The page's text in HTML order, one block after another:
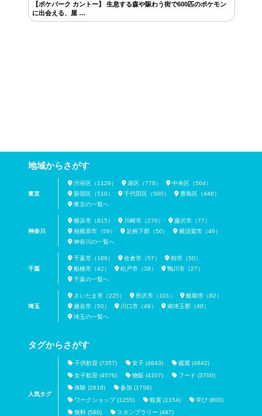
【ポケパーク カントー】 生息する森や賑わう街で600匹のポケモン
に出会える、屋 …
地域からさがす
東京
渋谷区（1129） 港区（778）
中央区（564）
新宿区（510）
千代田区（500）
豊島区（448）
東京の一覧へ
神奈川
横浜市（815） 川崎市（270）
藤沢市（77）
相模原市（59）
足柄下郡（50）
横須賀市（49）
神奈川の一覧へ
千葉
千葉市（189） 佐倉市（57）
柏市（50）
船橋市（42）
松戸市（38）
鴨川市（27）
千葉の一覧へ
埼玉
さいたま市（225） 所沢市（101）
飯能市（82）
越谷市（50）
川口市（49）
南埼玉郡（40）
埼玉の一覧へ
タグからさがす
人気タグ
子供歓迎 (7357) 女子 (4843)
鑑賞 (4842)
女子歓迎 (4576)
物販 (4107)
フード (3700)
体験 (2818)
参加 (1758)
ワークショップ (1255)
観賞 (1154)
学び (800)
無料 (580)
スタンプラリー (487)